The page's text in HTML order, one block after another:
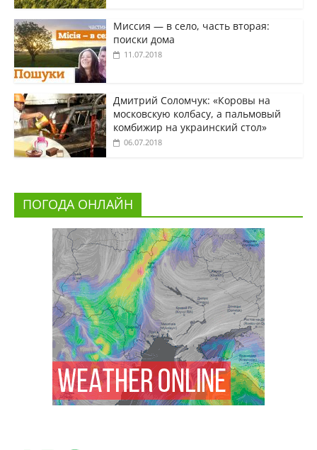
Миссия — в село, часть вторая:
поиски дома
11.07.2018
Дмитрий Соломчук: «Коровы на
московскую колбасу, а пальмовый
комбижир на украинский стол»
06.07.2018
ПОГОДА ОНЛАЙН